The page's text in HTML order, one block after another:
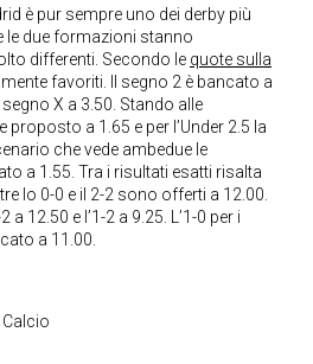
è pur sempre uno dei derby più
le due formazioni stanno
differenti. Secondo le quote sulla
favoriti. Il segno 2 è bancato a
X a 3.50. Stando alle
proposto a 1.65 e per l’Under 2.5 la
che vede ambedue le
a 1.55. Tra i risultati esatti risalta
lo 0-0 e il 2-2 sono offerti a 12.00.
a 12.50 e l’1-2 a 9.25. L’1-0 per i
a 11.00.
Calcio